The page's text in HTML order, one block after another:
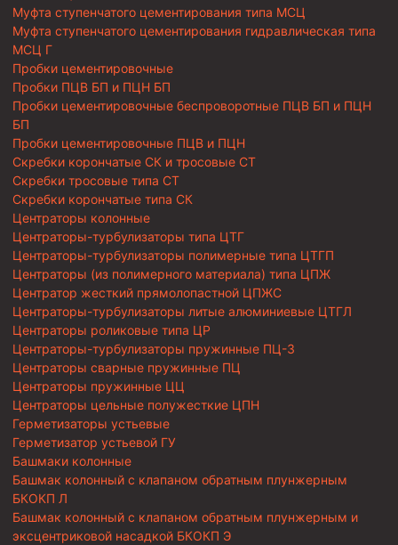
Муфта ступенчатого цементирования типа МСЦ
Муфта ступенчатого цементирования гидравлическая типа
МСЦ Г
Пробки цементировочные
Пробки ПЦВ БП и ПЦН БП
Пробки цементировочные беспроворотные ПЦВ БП и ПЦН
БП
Пробки цементировочные ПЦВ и ПЦН
Скребки корончатые СК и тросовые СТ
Скребки тросовые типа СТ
Скребки корончатые типа СК
Центраторы колонные
Центраторы-турбулизаторы типа ЦТГ
Центраторы-турбулизаторы полимерные типа ЦТГП
Центраторы (из полимерного материала) типа ЦПЖ
Центратор жесткий прямолопастной ЦПЖС
Центраторы-турбулизаторы литые алюминиевые ЦТГЛ
Центраторы роликовые типа ЦР
Центраторы-турбулизаторы пружинные ПЦ-3
Центраторы сварные пружинные ПЦ
Центраторы пружинные ЦЦ
Центраторы цельные полужесткие ЦПН
Герметизаторы устьевые
Герметизатор устьевой ГУ
Башмаки колонные
Башмак колонный с клапаном обратным плунжерным
БКОКП Л
Башмак колонный с клапаном обратным плунжерным и
эксцентриковой насадкой БКОКП Э